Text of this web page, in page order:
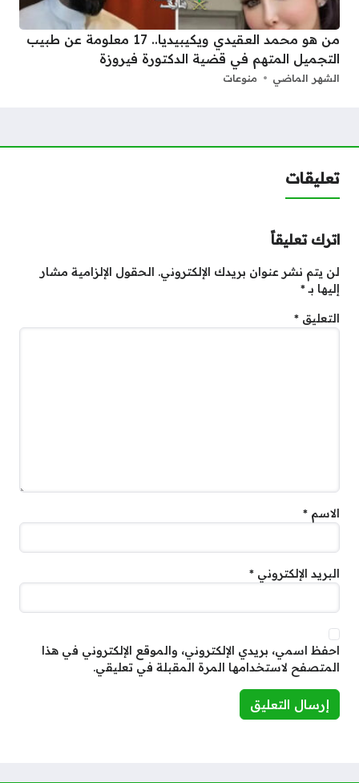
من هو محمد العقيدي ويكيبيديا.. 17 معلومة عن طبيب
التجميل المتهم في قضية الدكتورة فيروزة
الشهر الماضي منوعات
تعليقات
اترك تعليقاً
لن يتم نشر عنوان بريدك الإلكتروني. الحقول الإلزامية مشار
إليها بـ*
التعليق *
الاسم *
البريد الإلكتروني *
احفظ اسمي، بريدي الإلكتروني، والموقع الإلكتروني في هذا
المتصفح لاستخدامها المرة المقبلة في تعليقي.